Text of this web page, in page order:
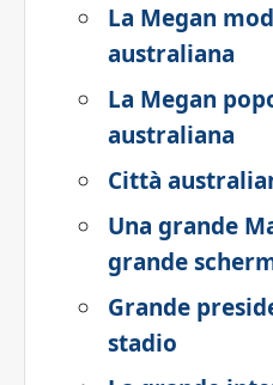
La Megan
australiana
La Megan
australiana
Città
Una grande
grande
Grande
stadio